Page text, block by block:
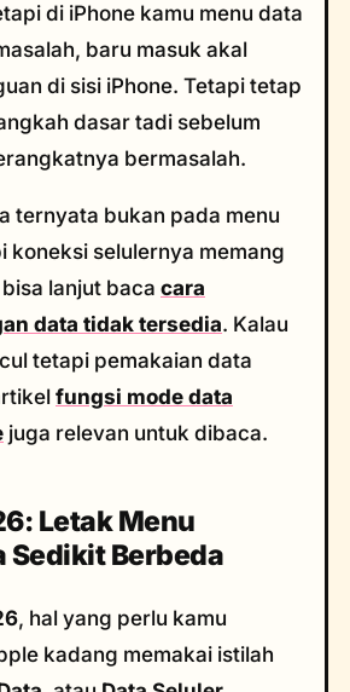
di iPhone kamu menu data
baru masuk akal
di sisi iPhone. Tetapi tetap
dasar tadi sebelum
bermasalah.
ternyata bukan pada menu
koneksi selulernya memang
lanjut baca cara
data tidak tersedia. Kalau
tetapi pemakaian data
fungsi mode data
juga relevan untuk dibaca.
Letak Menu
Sedikit Berbeda
, hal yang perlu kamu
kadang memakai istilah